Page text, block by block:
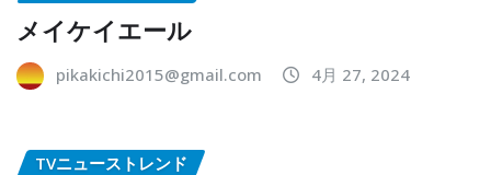
メイケイエール
pikakichi2015@gmail.com 4月 27, 2024
TVニューストレンド